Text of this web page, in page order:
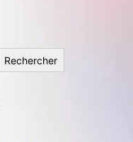
Rechercher